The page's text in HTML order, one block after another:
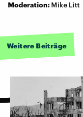
Moderation: Mike Litt
Weitere Beiträge